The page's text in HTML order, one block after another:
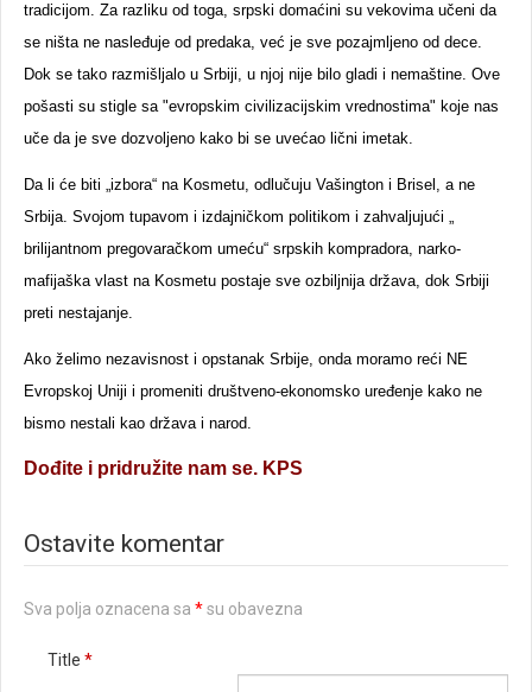
tradicijom. Za razliku od toga, srpski domaćini su vekovima učeni da
se ništa ne nasleđuje od predaka, već je sve pozajmljeno od dece.
Dok se tako razmišljalo u Srbiji, u njoj nije bilo gladi i nemaštine. Ove
pošasti su stigle sa "evropskim civilizacijskim vrednostima" koje nas
uče da je sve dozvoljeno kako bi se uvećao lični imetak.
Da li će biti „izbora“ na Kosmetu, odlučuju Vašington i Brisel, a ne
Srbija. Svojom tupavom i izdajničkom politikom i zahvaljujući „
brilijantnom pregovaračkom umeću“ srpskih kompradora, narko-
mafijaška vlast na Kosmetu postaje sve ozbiljnija država, dok Srbiji
preti nestajanje.
Ako želimo nezavisnost i opstanak Srbije, onda moramo reći NE
Evropskoj Uniji i promeniti društveno-ekonomsko uređenje kako ne
bismo nestali kao država i narod.
Dođite i pridružite nam se. KPS
Ostavite komentar
Sva polja oznacena sa *su obavezna
Title *